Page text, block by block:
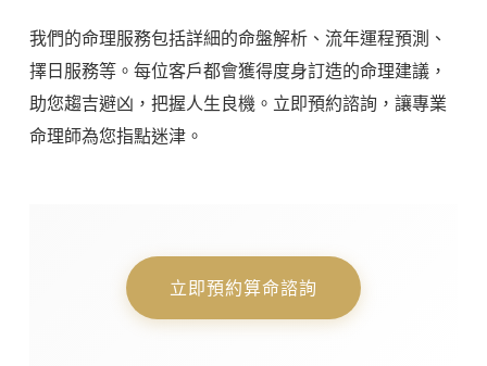
我們的命理服務包括詳細的命盤解析、流年運程預測、
擇日服務等。每位客戶都會獲得度身訂造的命理建議，
助您趨吉避凶，把握人生良機。立即預約諮詢，讓專業
命理師為您指點迷津。
立即預約算命諮詢